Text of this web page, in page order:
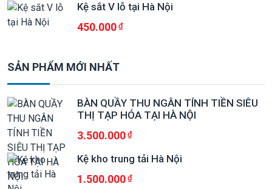
Kệ sắt V lỗ tại Hà Nội
450.000
SẢN PHẨM MỚI NHẤT
BÀN QUẦY THU NGÂN TÍNH TIỀN SIÊU
THỊ TẠP HÓA TẠI HÀ NỘI
3.500.000
Kệ kho trung tải Hà Nội
1.500.000